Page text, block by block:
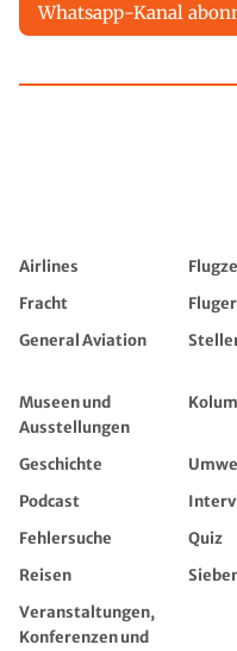
Whatsapp-Kanal
Airlines
Fracht
General Aviation
Museen und
Ausstellungen
Geschichte
Podcast
Fehlersuche
Quiz
Reisen
Veranstaltungen,
Konferenzen und